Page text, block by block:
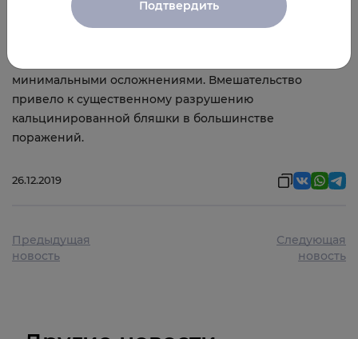
У пациентов с тяжелой коронарной кальцификацией,
которым требуется коронарная реваскуляризация,
минимальными осложнениями. Вмешательство
привело к существенному разрушению
кальцинированной бляшки в большинстве
поражений.
26.12.2019
Предыдущая
новость
Следующая
новость
Подтвердить